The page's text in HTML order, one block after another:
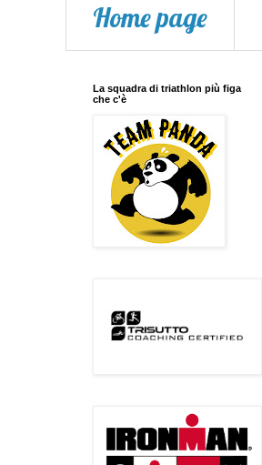
Home page
La squadra di triathlon più figa
che c'è